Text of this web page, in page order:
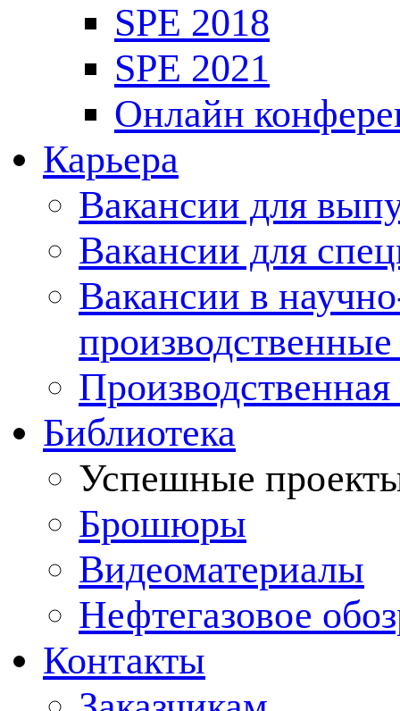
SPE 2018
SPE 2021
Онлайн
Карьера
Вакансии для
Вакансии для
Вакансии в
Производственная
Библиотека
Успешные
Брошюры
Видеоматериалы
Нефтегазовое
Контакты